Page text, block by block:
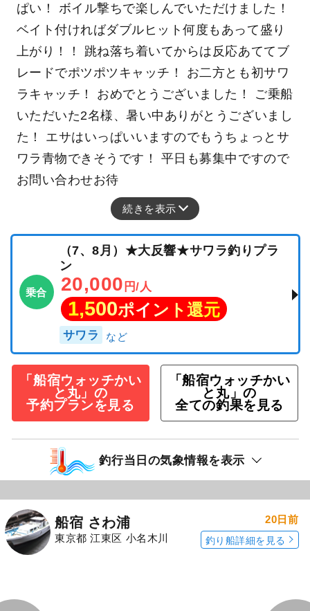
ぱい！ ボイル撃ちで楽しんでいただけました！
ベイト付ければダブルヒット何度もあって盛り
上がり！！ 跳ね落ち着いてからは反応あててブ
レードでポツポツキャッチ！ お二方とも初サワ
ラキャッチ！ おめでとうございました！ ご乗船
いただいた2名様、暑い中ありがとうございまし
た！ エサはいっぱいいますのでもうちょっとサ
ワラ青物できそうです！ 平日も募集中ですので
お問い合わせお待
続きを表示
乗合
（7、8月）★大反響★サワラ釣りプラ
ン
20,000 円/人
1,500ポイント還元
サワラ
「船宿ウォッチかい
と丸」の
予約プランを見る
「船宿ウォッチかい
と丸」の
全ての釣果を見る
釣行当日の気象情報を表示
船宿 さわ浦
東京都 江東区 小名木川
20日前
釣り船詳細を見る